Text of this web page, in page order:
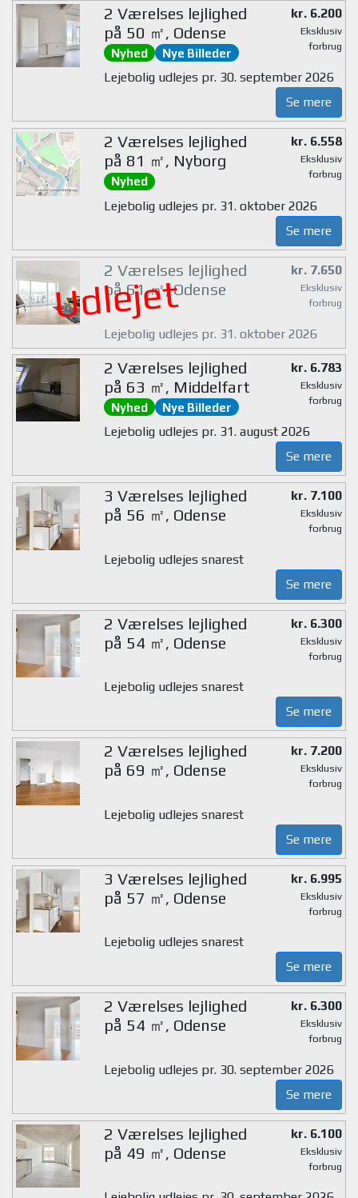
2 Værelses lejlighed
på 50 ㎡, Odense
Nyhed Nye Billeder
kr. 6.200
Eksklusiv
forbrug
Lejebolig udlejes pr. 30. september 2026
Se mere
2 Værelses lejlighed
på 81 ㎡, Nyborg
Nyhed
kr. 6.558
Eksklusiv
forbrug
Lejebolig udlejes pr. 31. oktober 2026
Se mere
Udlejet
2 Værelses lejlighed
på 61 ㎡, Odense
kr. 7.650
Eksklusiv
forbrug
Lejebolig udlejes pr. 31. oktober 2026
2 Værelses lejlighed
på 63 ㎡, Middelfart
Nyhed Nye Billeder
kr. 6.783
Eksklusiv
forbrug
Lejebolig udlejes pr. 31. august 2026
Se mere
3 Værelses lejlighed
på 56 ㎡, Odense
kr. 7.100
Eksklusiv
forbrug
Lejebolig udlejes snarest
Se mere
2 Værelses lejlighed
på 54 ㎡, Odense
kr. 6.300
Eksklusiv
forbrug
Lejebolig udlejes snarest
Se mere
2 Værelses lejlighed
på 69 ㎡, Odense
kr. 7.200
Eksklusiv
forbrug
Lejebolig udlejes snarest
Se mere
3 Værelses lejlighed
på 57 ㎡, Odense
kr. 6.995
Eksklusiv
forbrug
Lejebolig udlejes snarest
Se mere
2 Værelses lejlighed
på 54 ㎡, Odense
kr. 6.300
Eksklusiv
forbrug
Lejebolig udlejes pr. 30. september 2026
Se mere
2 Værelses lejlighed
på 49 ㎡, Odense
kr. 6.100
Eksklusiv
forbrug